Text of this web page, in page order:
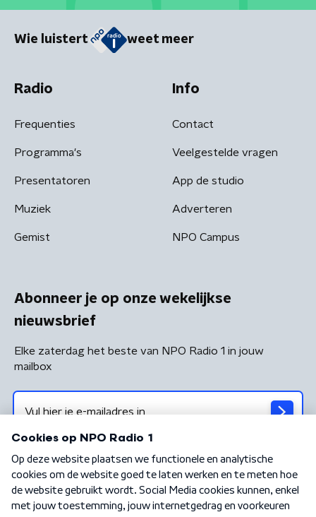
Wie luistert weet meer
Radio
Frequenties
Programma's
Presentatoren
Muziek
Gemist
Info
Contact
Veelgestelde vragen
App de studio
Adverteren
NPO Campus
Abonneer je op onze wekelijkse
nieuwsbrief
Elke zaterdag het beste van NPO Radio 1 in jouw
mailbox
Algemene voorwaarden